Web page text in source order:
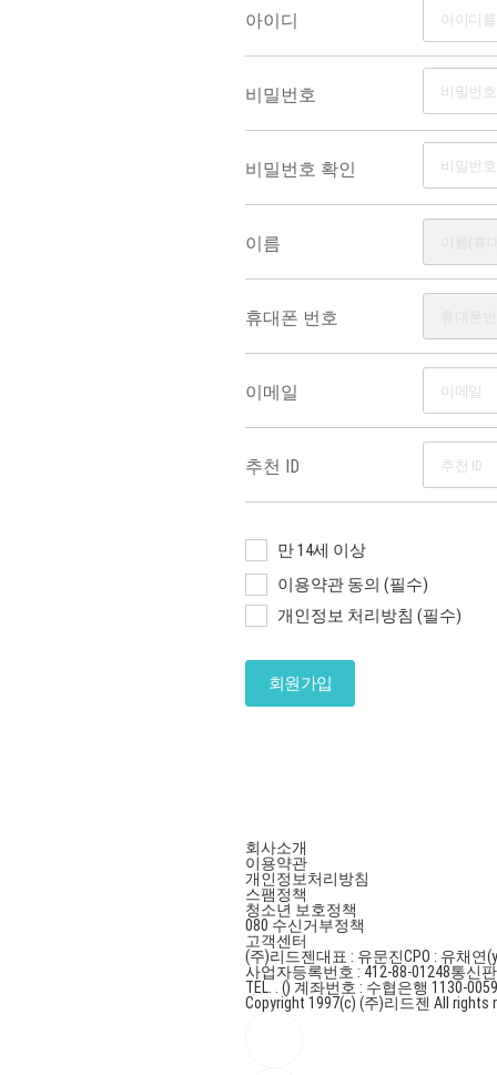
아이디
비밀번호
비밀번호 확인
이름
휴대폰 번호
이메일
추천 ID
만 14세 이상
이용약관 동의 (필수)
개인정보 처리방침 (필수)
회사소개
이용약관
개인정보처리방침
스팸정책
청소년 보호정책
080 수신거부정책
고객센터
(주)리드젠대표 : 유문진CPO : 유채연
사업자등록번호 : 412-88-01248통신
TEL. . () 계좌번호 : 수협은행 1130-
Copyright 1997(c) (주)리드젠 All rights